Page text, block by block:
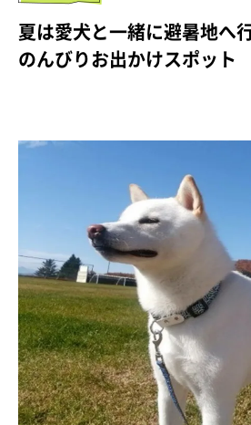
夏は愛犬と一緒に避暑地へ
のんびりお出かけスポット